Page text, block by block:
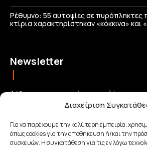
Διαχείριση
Για να παρέχουμε την καλύτερη εμπειρία,
όπως cookies για την αποθήκευση ή/και την
συσκευών. Η συγκατάθεση για τις εν λόγω
Ρέθυμνο: 55 αυτοψίες σε πυρόπληκτες
κτίρια χαρακτηρίστηκαν «κόκκινα» και
Newsletter
Λάβετε τις σημαντικότερες ειδήσεις
και μείνετε πάντα συνδεδεμένοι με την